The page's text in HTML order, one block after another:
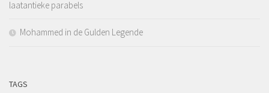
laatantieke parabels
Mohammed in de Gulden Legende
TAGS